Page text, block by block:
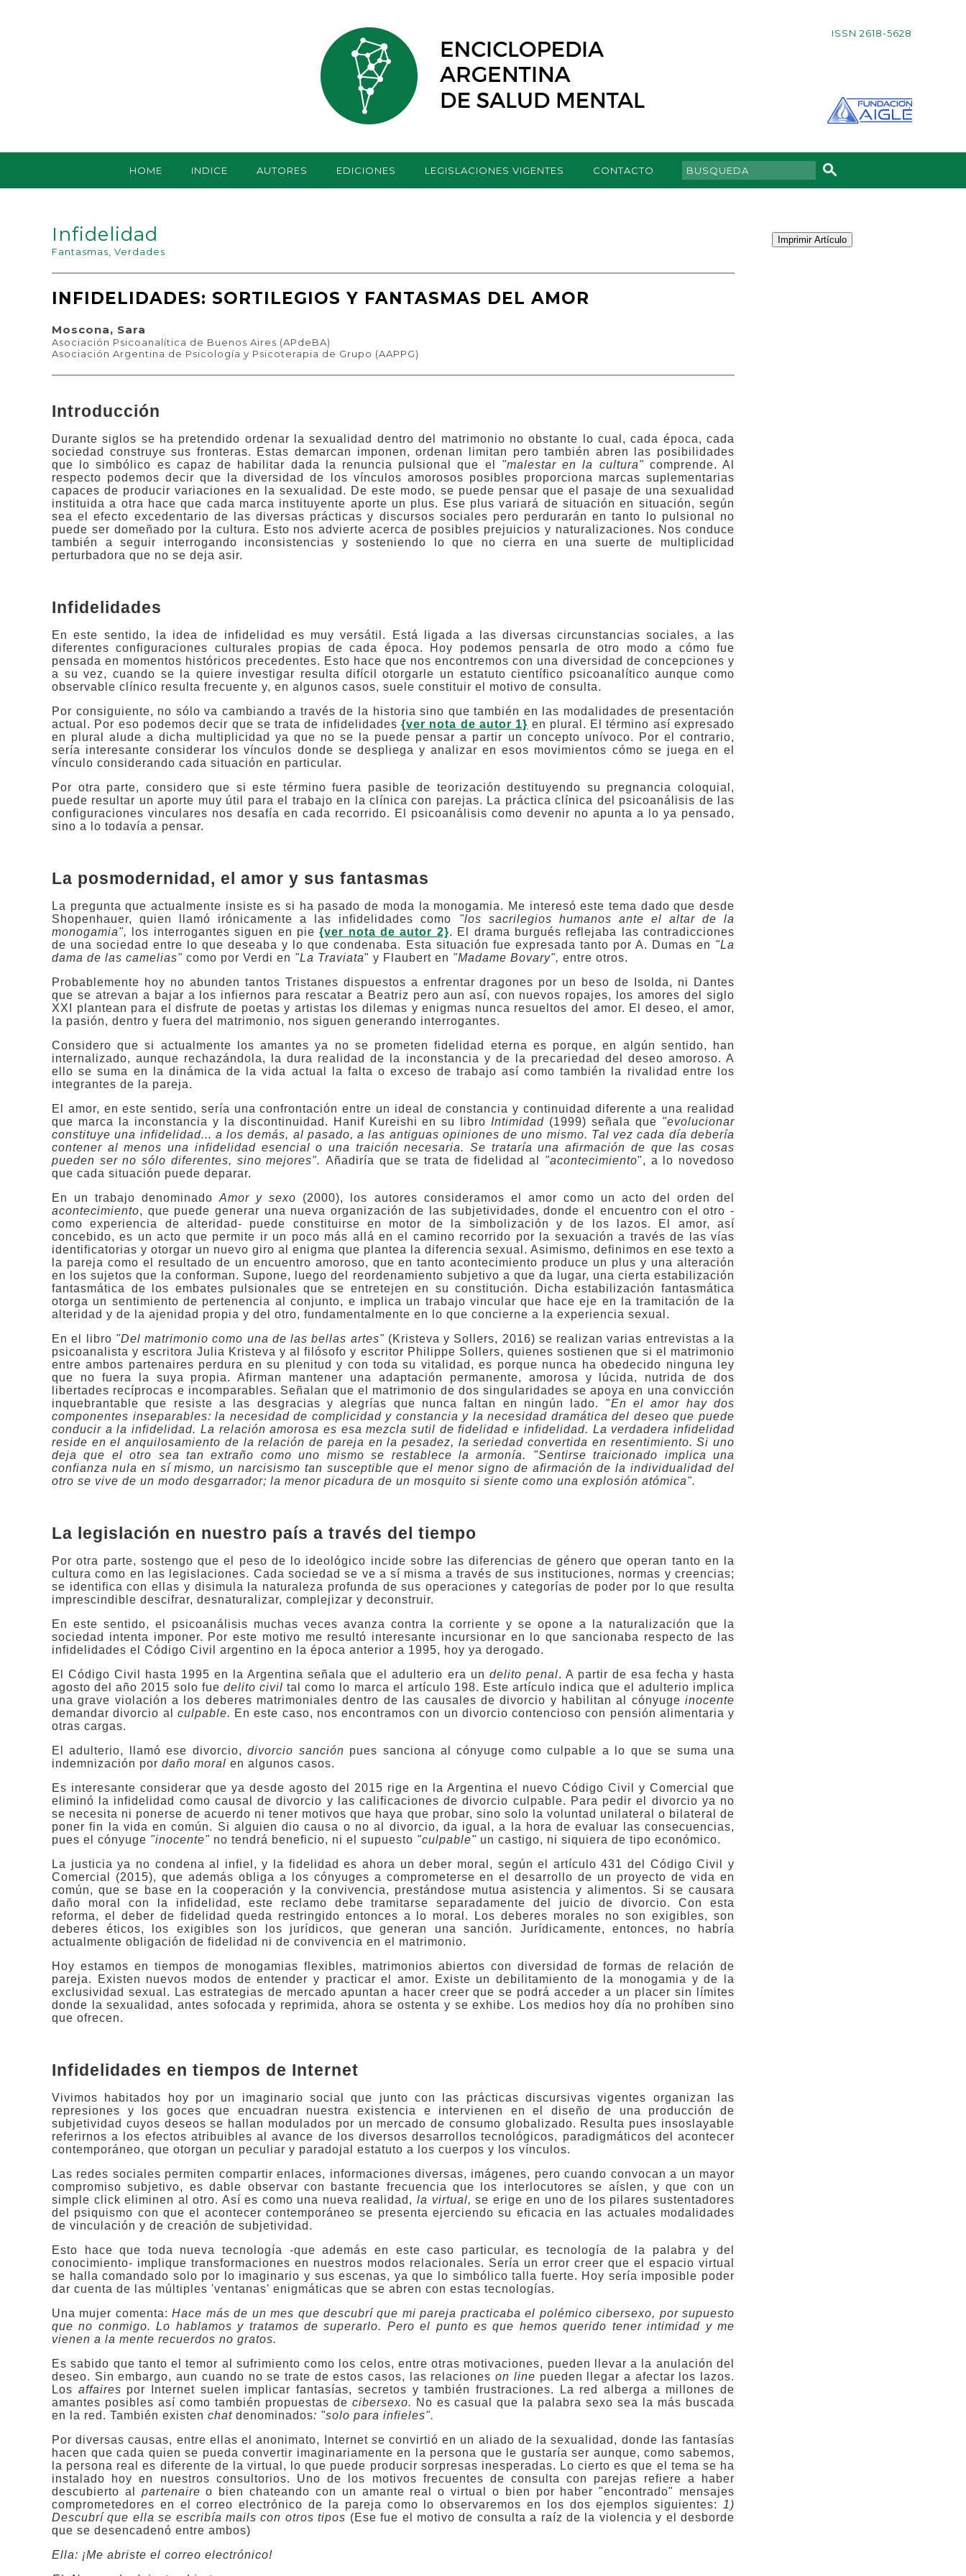
ISSN 2618-5628
HOME INDICE AUTORES EDICIONES LEGISLACIONES VIGENTES CONTACTO
Infidelidad Imprimir Artículo
Fantasmas Verdades
INFIDELIDADES: SORTILEGIOS Y FANTASMAS DEL AMOR
Moscona, Sara
Asociación Psicoanalítica de Buenos Aires (APdeBA)
Asociación Argentina de Psicología y Psicoterapia de Grupo (AAPPG)
Introducción
Durante siglos se ha pretendido ordenar la sexualidad dentro del matrimonio no obstante lo cual, cada época, cada
sociedad construye sus fronteras. Estas demarcan imponen, ordenan limitan pero también abren las posibilidades
que lo simbólico es capaz de habilitar dada la renuncia pulsional que el "malestar en la cultura" comprende. Al
respecto podemos decir que la diversidad de los vínculos amorosos posibles proporciona marcas suplementarias
capaces de producir variaciones en la sexualidad. De este modo, se puede pensar que el pasaje de una sexualidad
instituida a otra hace que cada marca instituyente aporte un plus. Ese plus variará de situación en situación, según
sea el efecto excedentario de las diversas prácticas y discursos sociales pero perdurarán en tanto lo pulsional no
puede ser domeñado por la cultura. Esto nos advierte acerca de posibles prejuicios y naturalizaciones. Nos conduce
también a seguir interrogando inconsistencias y sosteniendo lo que no cierra en una suerte de multiplicidad
perturbadora que no se deja asir.
Infidelidades
En este sentido, la idea de infidelidad es muy versátil. Está ligada a las diversas circunstancias sociales, a las
diferentes configuraciones culturales propias de cada época. Hoy podemos pensarla de otro modo a cómo fue
pensada en momentos históricos precedentes. Esto hace que nos encontremos con una diversidad de concepciones y
a su vez, cuando se la quiere investigar resulta difícil otorgarle un estatuto científico psicoanalítico aunque como
observable clínico resulta frecuente y, en algunos casos, suele constituir el motivo de consulta.
Por consiguiente, no sólo va cambiando a través de la historia sino que también en las modalidades de presentación
actual. Por eso podemos decir que se trata de infidelidades {ver nota de autor 1} en plural. El término así expresado
en plural alude a dicha multiplicidad ya que no se la puede pensar a partir un concepto unívoco. Por el contrario,
sería interesante considerar los vínculos donde se despliega y analizar en esos movimientos cómo se juega en el
vínculo considerando cada situación en particular.
Por otra parte, considero que si este término fuera pasible de teorización destituyendo su pregnancia coloquial,
puede resultar un aporte muy útil para el trabajo en la clínica con parejas. La práctica clínica del psicoanálisis de las
configuraciones vinculares nos desafía en cada recorrido. El psicoanálisis como devenir no apunta a lo ya pensado,
sino a lo todavía a pensar.
La posmodernidad, el amor y sus fantasmas
La pregunta que actualmente insiste es si ha pasado de moda la monogamia. Me interesó este tema dado que desde
Shopenhauer, quien llamó irónicamente a las infidelidades como "los sacrilegios humanos ante el altar de la
monogamia",
los interrogantes siguen en pie{ver nota de autor 2}. El drama burgués reflejaba las contradicciones
de una sociedad entre lo que deseaba y lo que condenaba. Esta situación fue expresada tanto por A. Dumas en "La
dama de las camelias" como por Verdi en "La Traviata" y Flaubert en "Madame Bovary", entre otros.
Probablemente hoy no abunden tantos Tristanes dispuestos a enfrentar dragones por un beso de Isolda, ni Dantes
que se atrevan a bajar a los infiernos para rescatar a Beatriz pero aun así, con nuevos ropajes, los amores del siglo
XXI plantean para el disfrute de poetas y artistas los dilemas y enigmas nunca resueltos del amor. El deseo, el amor,
la pasión, dentro y fuera del matrimonio, nos siguen generando interrogantes.
Considero que si actualmente los amantes ya no se prometen fidelidad eterna es porque, en algún sentido, han
internalizado, aunque rechazándola, la dura realidad de la inconstancia y de la precariedad del deseo amoroso. A
ello se suma en la dinámica de la vida actual la falta o exceso de trabajo así como también la rivalidad entre los
integrantes de la pareja.
El amor, en este sentido, sería una confrontación entre un ideal de constancia y continuidad diferente a una realidad
que marca la inconstancia y la discontinuidad. Hanif Kureishi en su libro Intimidad (1999) señala que "evolucionar
constituye una infidelidad... a los demás, al pasado, a las antiguas opiniones de uno mismo. Tal vez cada día debería
contener al menos una infidelidad esencial o una traición necesaria. Se trataría una afirmación de que las cosas
pueden ser no sólo diferentes, sino mejores". Añadiría que se trata de fidelidad al "acontecimiento", a lo novedoso
que cada situación puede deparar.
En un trabajo denominadoAmor y sexo (2000), los autores consideramos el amor como un acto del orden del
acontecimiento, que puede generar una nueva organización de las subjetividades, donde el encuentro con el otro ‑
como experiencia de alteridad- ­puede constituirse en motor de la simbolización y de los lazos. El amor, así
concebido, es un acto que permite ir un poco más allá en el camino recorrido por la sexuación a través de las vías
identificatorias y otorgar un nuevo giro al enigma que plantea la diferencia sexual. Asimismo, definimos en ese texto a
la pareja como el resultado de un encuentro amoroso, que en tanto acontecimiento produce un plus y una alteración
en los sujetos que la conforman. Supone, luego del reordenamiento subjetivo a que da lugar, una cierta estabilización
fantasmática de los embates pulsionales que se entretejen en su constitución. Dicha estabilización fantasmática
otorga un sentimiento de pertenencia al conjunto, e implica un trabajo vincular que hace eje en la tramitación de la
alteridad y de la ajenidad propia y del otro, fundamentalmente en lo que concierne a la experiencia sexual.
En el libro "Del matrimonio como una de las bellas artes"(Kristeva y Sollers, 2016) se realizan varias entrevistas a la
psicoanalista y escritora Julia Kristeva y al filósofo y escritor Philippe Sollers, quienes sostienen que si el matrimonio
entre ambos partenaires perdura en su plenitud y con toda su vitalidad, es porque nunca ha obedecido ninguna ley
que no fuera la suya propia. Afirman mantener una adaptación permanente, amorosa y lúcida, nutrida de dos
libertades recíprocas e incomparables. Señalan que el matrimonio de dos singularidades se apoya en una convicción
inquebrantable que resiste a las desgracias y alegrías que nunca faltan en ningún lado. "En el amor hay dos
componentes inseparables: la necesidad de complicidad y constancia y la necesidad dramática del deseo que puede
conducir a la infidelidad. La relación amorosa es esa mezcla sutil de fidelidad e infidelidad. La verdadera infidelidad
reside en el anquilosamiento de la relación de pareja en la pesadez, la seriedad convertida en resentimiento. Si uno
deja que el otro sea tan extraño como uno mismo se restablece la armonía. "Sentirse traicionado implica una
confianza nula en sí mismo, un narcisismo tan susceptible que el menor signo de afirmación de la individualidad del
otro se vive de un modo desgarrador; la menor picadura de un mosquito si siente como una explosión atómica".
La legislación en nuestro país a través del tiempo
Por otra parte, sostengo que el peso de lo ideológico incide sobre las diferencias de género que operan tanto en la
cultura como en las legislaciones. Cada sociedad se ve a sí misma a través de sus instituciones, normas y creencias;
se identifica con ellas y disimula la naturaleza profunda de sus operaciones y categorías de poder por lo que resulta
imprescindible descifrar, desnaturalizar, complejizar y deconstruir.
En este sentido, el psicoanálisis muchas veces avanza contra la corriente y se opone a la naturalización que la
sociedad intenta imponer. Por este motivo me resultó interesante incursionar en lo que sancionaba respecto de las
infidelidades el Código Civil argentino en la época anterior a 1995, hoy ya derogado.
El Código Civil hasta 1995 en la Argentina señala que el adulterio era un delito penal. A partir de esa fecha y hasta
agosto del año 2015 solo fue delito civil tal como lo marca el artículo 198. Este artículo indica que el adulterio implica
una grave violación a los deberes matrimoniales dentro de las causales de divorcio y habilitan al cónyuge inocente
demandar divorcio al culpable. En este caso, nos encontramos con un divorcio contencioso con pensión alimentaria y
otras cargas.
El adulterio, llamó ese divorcio,divorcio sanción pues sanciona al cónyuge como culpable a lo que se suma una
indemnización por daño moral en algunos casos.
Es interesante considerar que ya desde agosto del 2015 rige en la Argentina el nuevo Código Civil y Comercial que
eliminó la infidelidad como causal de divorcio y las calificaciones de divorcio culpable. Para pedir el divorcio ya no
se necesita ni ponerse de acuerdo ni tener motivos que haya que probar, sino solo la voluntad unilateral o bilateral de
poner fin la vida en común. Si alguien dio causa o no al divorcio, da igual, a la hora de evaluar las consecuencias,
pues el cónyuge "inocente" no tendrá beneficio, ni el supuesto "culpable" un castigo, ni siquiera de tipo económico.
La justicia ya no condena al infiel, y la fidelidad es ahora un deber moral, según el artículo 431 del Código Civil y
Comercial (2015), que además obliga a los cónyuges a comprometerse en el desarrollo de un proyecto de vida en
común, que se base en la cooperación y la convivencia, prestándose mutua asistencia y alimentos. Si se causara
daño moral con la infidelidad, este reclamo debe tramitarse separadamente del juicio de divorcio. Con esta
reforma, el deber de fidelidad queda restringido entonces a lo moral. Los deberes morales no son exigibles, son
deberes éticos, los exigibles son los jurídicos, que generan una sanción. Jurídicamente, entonces, no habría
actualmente obligación de fidelidad ni de convivencia en el matrimonio.
Hoy estamos en tiempos de monogamias flexibles, matrimonios abiertos con diversidad de formas de relación de
pareja. Existen nuevos modos de entender y practicar el amor. Existe un debilitamiento de la monogamia y de la
exclusividad sexual. Las estrategias de mercado apuntan a hacer creer que se podrá acceder a un placer sin límites
donde la sexualidad, antes sofocada y reprimida, ahora se ostenta y se exhibe. Los medios hoy día no prohíben sino
que ofrecen.
Infidelidades en tiempos de Internet
Vivimos habitados hoy por un imaginario social que junto con las prácticas discursivas vigentes organizan las
represiones y los goces que encuadran nuestra existencia e intervienen en el diseño de una producción de
subjetividad cuyos deseos se hallan modulados por un mercado de consumo globalizado. Resulta pues insoslayable
referirnos a los efectos atribuibles al avance de los diversos desarrollos tecnológicos, paradigmáticos del acontecer
contemporáneo, que otorgan un peculiar y paradojal estatuto a los cuerpos y los vínculos.
Las redes sociales permiten compartir enlaces, informaciones diversas, imágenes, pero cuando convocan a un mayor
compromiso subjetivo, es dable observar con bastante frecuencia que los interlocutores se aíslen, y que con un
simple click eliminen al otro. Así es como una nueva realidad,la virtual, se erige en uno de los pilares sustentadores
del psiquismo con que el acontecer contemporáneo se presenta ejerciendo su eficacia en las actuales modalidades
de vinculación y de creación de subjetividad.
Esto hace que toda nueva tecnología -que además en este caso particular, es tecnología de la palabra y del
conocimiento- implique transformaciones en nuestros modos relacionales. Sería un error creer que el espacio virtual
se halla comandado solo por lo imaginario y sus escenas, ya que lo simbólico talla fuerte. Hoy sería imposible poder
dar cuenta de las múltiples 'ventanas' enigmáticas que se abren con estas tecnologías.
Una mujer comenta:Hace más de un mes que descubrí que mi pareja practicaba el polémico cibersexo, por supuesto
que no conmigo. Lo hablamos y tratamos de superarlo. Pero el punto es que hemos querido tener intimidad y me
vienen a la mente recuerdos no gratos.
Es sabido que tanto el temor al sufrimiento como los celos, entre otras motivaciones, pueden llevar a la anulación del
deseo. Sin embargo, aun cuando no se trate de estos casos, las relacioneson line pueden llegar a afectar los lazos.
Los affaires por Internet suelen implicar fantasías, secretos y también frustraciones. La red alberga a millones de
amantes posibles así como también propuestas de cibersexo. No es casual que la palabra sexo sea la más buscada
en la red. También existen chat denominados: "solo para infieles".
Por diversas causas, entre ellas el anonimato, Internetse convirtió en un aliado de la sexualidad, donde las fantasías
hacen que cada quien se pueda convertir imaginariamente en la persona que le gustaría ser aunque, como sabemos,
la persona real es diferente de la virtual, lo que puede producir sorpresas inesperadas. Lo cierto es que el tema se ha
instalado hoy en nuestros consultorios. Uno de los motivos frecuentes de consulta con parejas refiere a haber
descubierto al partenaire o bien chateando con un amante real o virtual o bien por haber "encontrado" mensajes
comprometedores en el correo electrónico de la pareja como lo observaremos en los dos ejemplos siguientes: 1)
Descubrí que ella se escribía mails con otros tipos (Ese fue el motivo de consulta a raíz de la violencia y el desborde
que se desencadenó entre ambos)
Ella: ¡Me abriste el correo electrónico!